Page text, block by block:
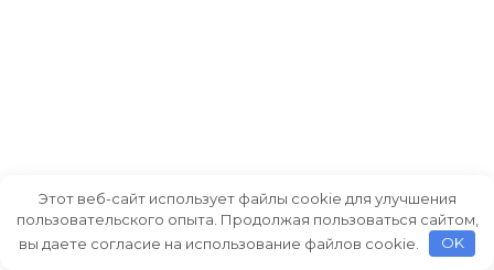
Этот веб-сайт использует файлы cookie для улучшения
пользовательского опыта. Продолжая пользоваться сайтом,
вы даете согласие на использование файлов cookie.
OK